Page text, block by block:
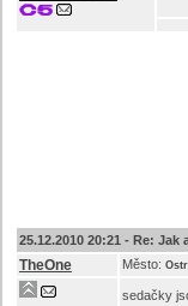
25.12.2010 20:21 - Re: Jak
TheOne Město:
sedačky